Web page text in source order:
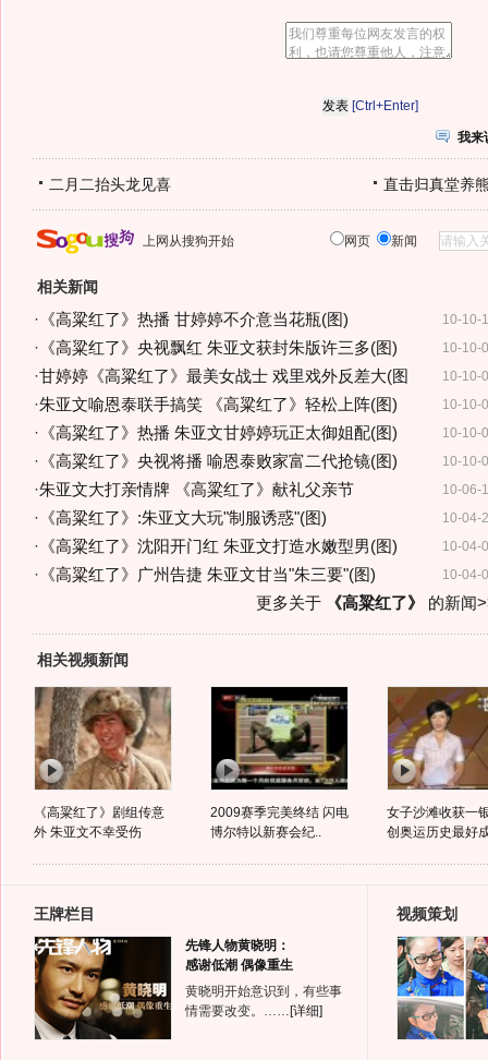
[Ctrl+Enter]
我来
二月二抬头龙见喜 直击归真堂养
上网从搜狗开始 网页 新闻
相关新闻
10-10-
· 《高粱红了》热播 甘婷婷不介意当花瓶(图)
10-10-
· 《高粱红了》央视飘红 朱亚文获封朱版许三多(图)
10-10-
·甘婷婷《高粱红了》最美女战士 戏里戏外反差大(图
10-10-
·朱亚文喻恩泰联手搞笑 《高粱红了》轻松上阵(图)
10-10-
· 《高粱红了》热播 朱亚文甘婷婷玩正太御姐配(图)
10-10-
· 《高粱红了》央视将播 喻恩泰败家富二代抢镜(图)
10-06-
·朱亚文大打亲情牌 《高粱红了》献礼父亲节
10-04-
· 《高粱红了》:朱亚文大玩"制服诱惑"(图)
10-04-
· 《高粱红了》沈阳开门红 朱亚文打造水嫩型男(图)
10-04-
· 《高粱红了》广州告捷 朱亚文甘当"朱三要"(图)
更多关于
《高粱红了》 的新闻
相关视频新闻
《高粱红了》剧组传意
外 朱亚文不幸受伤
2009赛季完美终结 闪电
博尔特以新赛会纪..
女子沙滩收获一
创奥运历史最好
王牌栏目
先锋人物黄晓明：
感谢低潮 偶像重生
黄晓明开始意识到，有些事
情需要改变。…… [详细]
视频策划